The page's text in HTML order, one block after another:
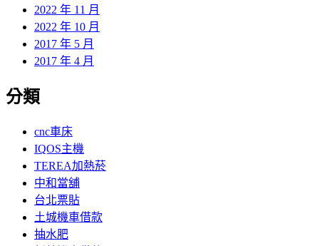
2022 年 11 月
2022 年 10 月
2017 年 5 月
2017 年 4 月
分類
cnc車床
IQOS主機
TEREA加熱菸
中和當舖
台北票貼
土城機車借款
抽水肥